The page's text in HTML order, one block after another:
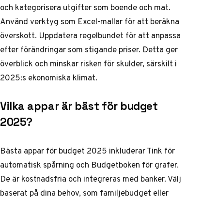
och kategorisera utgifter som boende och mat.
Använd verktyg som Excel-mallar för att beräkna
överskott. Uppdatera regelbundet för att anpassa
efter förändringar som stigande priser. Detta ger
överblick och minskar risken för skulder, särskilt i
2025:s ekonomiska klimat.
Vilka appar är bäst för budget
2025?
Bästa appar för budget 2025 inkluderar Tink för
automatisk spårning och Budgetboken för grafer.
De är kostnadsfria och integreras med banker. Välj
baserat på dina behov, som familjebudget eller